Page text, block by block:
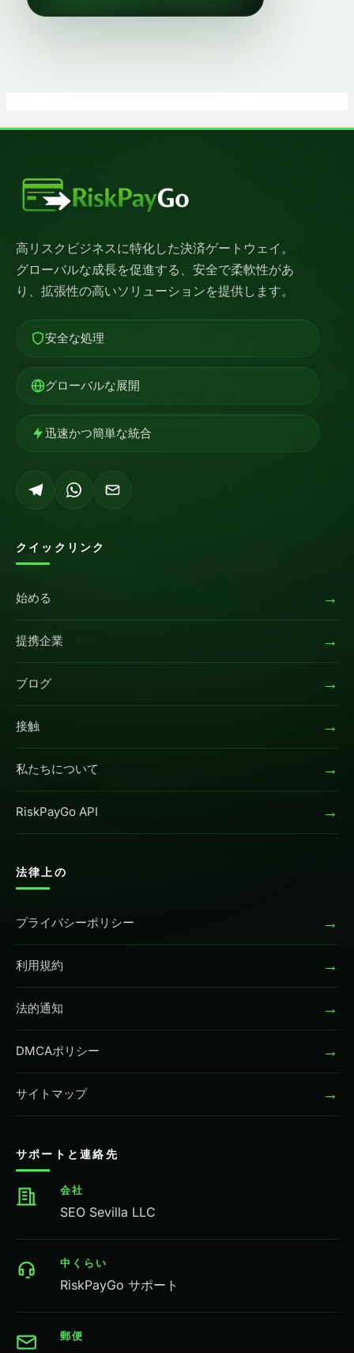
高リスクビジネスに特化した決済ゲートウェイ。
グローバルな成長を促進する、安全で柔軟性があ
り、拡張性の高いソリューションを提供します。
安全な処理
グローバルな展開
迅速かつ簡単な統合
クイックリンク
始める →
提携企業 →
ブログ →
接触 →
私たちについて →
RiskPayGo API →
法律上の
プライバシーポリシー →
利用規約 →
法的通知 →
DMCAポリシー →
サイトマップ →
サポートと連絡先
会社
SEO Sevilla LLC
中くらい
RiskPayGo サポート
郵便